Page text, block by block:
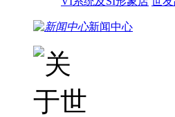
新闻中心